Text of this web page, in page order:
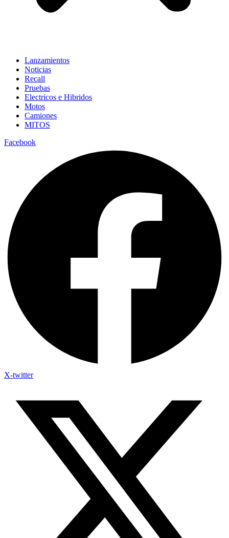
Lanzamientos
Noticias
Recall
Pruebas
Electricos e Hibridos
Motos
Camiones
MITOS
Facebook
X-twitter